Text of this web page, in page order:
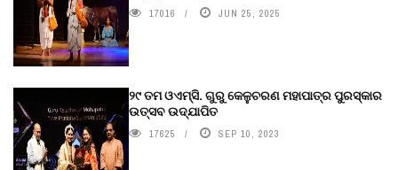
17016 JUN 25, 2025
୨୯ ତମ ଓଏମ୍‌ସି. ଗୁରୁ କେଳୁଚରଣ ମହାପାତ୍ର ପୁରସ୍କାର
ଉତ୍ସବ ଉଦ୍‍ଯାପିତ
17625 SEP 10, 2023